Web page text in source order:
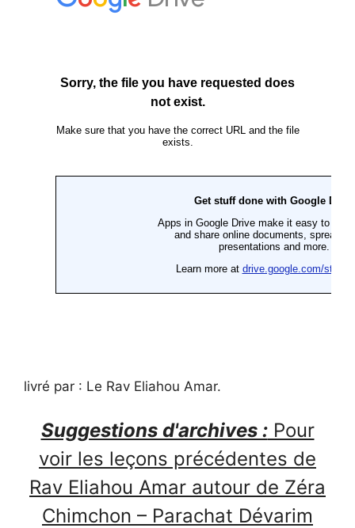
livré par : Le Rav Eliahou Amar.
Suggestions d'archives :Pour
voir les leçons précédentes de
Rav Eliahou Amar autour de Zéra
Chimchon – Parachat Dévarim